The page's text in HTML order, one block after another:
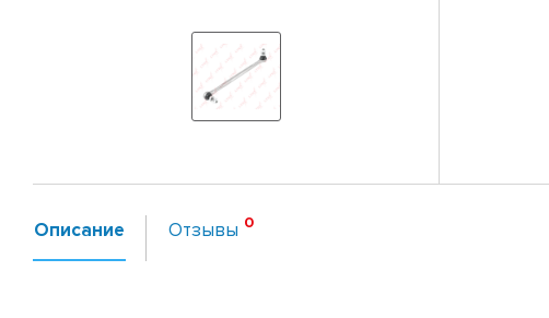
Описание Отзывы